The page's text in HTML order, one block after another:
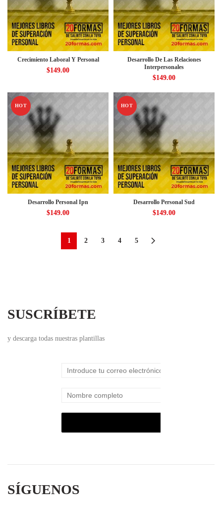
Crecimiento Laboral Y Personal
$149.00
Desarrollo De Las Relaciones
Interpersonales
$149.00
HOT
Desarrollo Personal Ipn
$149.00
HOT
Desarrollo Personal Sud
$149.00
1 2 3 4 5
SUSCRÍBETE
y descarga todas nuestras plantillas
SÍGUENOS